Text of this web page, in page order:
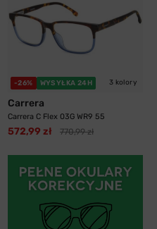
-26% WYSYŁKA 24H 3 kolory
Carrera
Carrera C Flex 03G WR9 55
572,99 zł 770,99 zł